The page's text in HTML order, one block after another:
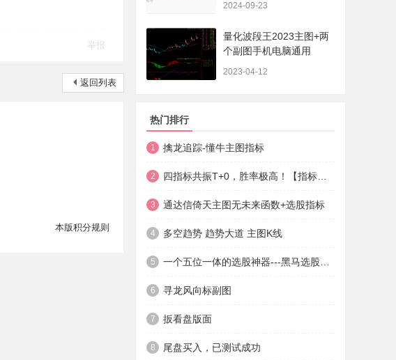
举报
返回列表
本版积分规则
2024-09-23
量化波段王2023主图+两
个副图手机电脑通用
2023-04-12
热门排行
1 擒龙追踪-懂牛主图指标
2
3 通达信倚天主图无未来函数+选股指标
4 多空趋势 趋势大道 主图K线
5
6 寻龙风向标副图
7 扳看盘版面
8 尾盘买入，已测试成功